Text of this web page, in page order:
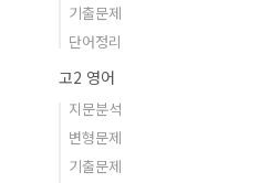
기출문제
단어정리
고2 영어
지문분석
변형문제
기출문제